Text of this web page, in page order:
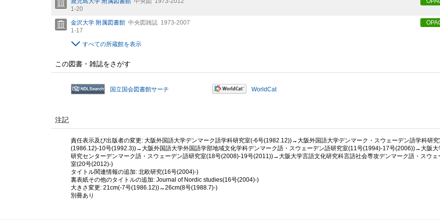
1-20
金沢大学 附属図書館 中央図雑誌 1973-2007
1-17
すべての所蔵館を表示
この図書・雑誌をさがす
国立国会図書館サーチ WorldCat
注記
責任表示及び出版者の変更: 大阪外国語大学デンマーク語学科研究室(-6号(1982.12))→大阪外国語大学デンマーク・スウェーデン語学科研
(1986.12)-10号(1992.3))→大阪外国語大学外国語学部地域文化学科デンマーク語・スウェーデン語研究室(11号(1994)-17号(2006))→大阪大
研究センターデンマーク語・スウェーデン語研究室(18号(2008)-19号(2011))→大阪大学言語文化研究科言語社会専攻デンマーク語・スウェ
室(20号(2012)-)
タイトル関連情報の追加: 北欧研究(16号(2004)-)
裏表紙その他のタイトルの追加: Journal of Nordic studies(16号(2004)-)
大きさ変更: 21cm(-7号(1986.12))→26cm(8号(1988.7)-)
別冊あり